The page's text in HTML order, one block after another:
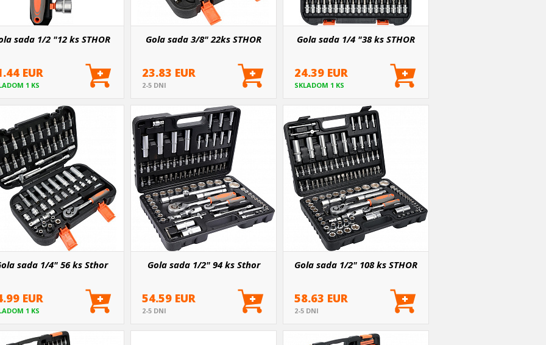
sada 1/2 "12 ks STHOR
EUR
1 KS
Gola sada 3/8" 22ks STHOR
23.83 EUR
2-5 DNI
Gola sada 1/4 "38 ks STHOR
24.39 EUR
SKLADOM 1 KS
sada 1/4" 56 ks Sthor
EUR
1 KS
Gola sada 1/2" 94 ks Sthor
54.59 EUR
2-5 DNI
Gola sada 1/2" 108 ks STHOR
58.63 EUR
2-5 DNI